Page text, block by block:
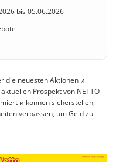
bis 05.06.2026
die neuesten Aktionen и
Prospekt von NETTO
и können sicherstellen,
verpassen, um Geld zu